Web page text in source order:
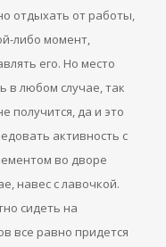
отдыхать от работы,
либо момент,
его. Но место
в любом случае, так
получится, да и это
активность с
во дворе
навес с лавочкой.
сидеть на
все равно придется